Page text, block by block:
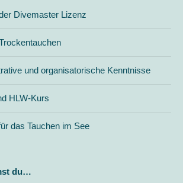
Divemaster Lizenz
und organisatorische Kenntnisse
HLW-Kurs
das Tauchen im See
du…